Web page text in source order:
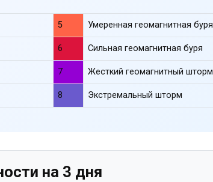
5 Умеренная геомагнитная буря
6 Сильная геомагнитная буря
7 Жесткий геомагнитный шторм
8 Экстремальный шторм
на 3 дня